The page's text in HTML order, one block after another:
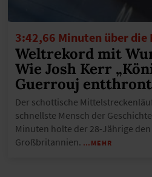
3:42,66 Minuten über die
Weltrekord mit
Wie Josh Kerr
Guerrouj
Der schottische
schnellste Mensch der
Minuten holte der 28-Jährige
Großbritannien. …MEHR